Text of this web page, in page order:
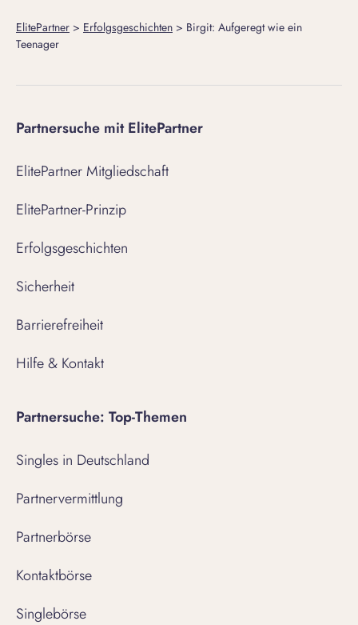
ElitePartner > Erfolgsgeschichten > Birgit: Aufgeregt wie ein
Teenager
Partnersuche mit ElitePartner
ElitePartner Mitgliedschaft
ElitePartner-Prinzip
Erfolgsgeschichten
Sicherheit
Barrierefreiheit
Hilfe & Kontakt
Partnersuche: Top-Themen
Singles in Deutschland
Partnervermittlung
Partnerbörse
Kontaktbörse
Singlebörse